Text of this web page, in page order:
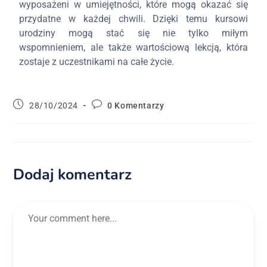
wyposażeni w umiejętności, które mogą okazać się
przydatne w każdej chwili. Dzięki temu kursowi
urodziny mogą stać się nie tylko miłym
wspomnieniem, ale także wartościową lekcją, która
zostaje z uczestnikami na całe życie.
28/10/2024 0 Komentarzy
Dodaj komentarz